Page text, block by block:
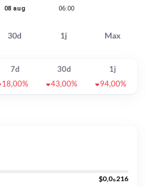
30d 1j Max
7d 30d
1j
18,00% 43,00% 94,00%
$0,0₅216